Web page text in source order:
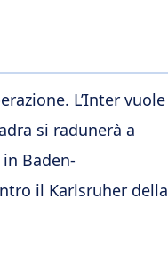
L’Inter vuole
si radunerà a
Baden-
il Karlsruher della